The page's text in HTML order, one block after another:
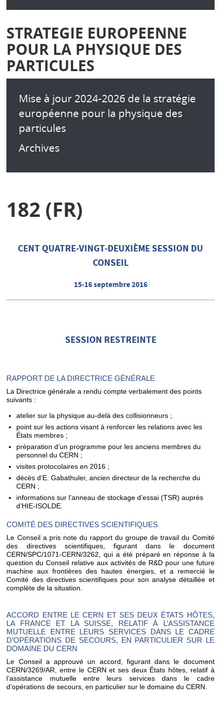
STRATEGIE EUROPEENNE
POUR LA PHYSIQUE DES
PARTICULES
Mise à jour 2024-2026 de la stratégie
européenne pour la physique des
particules
Archives
182 (FR)
CENT QUATRE-VINGT-DEUXIÈME SESSION DU
CONSEIL
15-16 septembre 2016
SESSION RESTREINTE
RAPPORT DE LA DIRECTRICE GÉNÉRALE
La Directrice générale a rendu compte verbalement des points
suivants :
atelier sur la physique au-delà des collisionneurs ;
point sur les actions visant à renforcer les relations avec les
États membres ;
préparation d’un programme pour les anciens membres du
personnel du CERN ;
visites protocolaires en 2016 ;
décès d’E. Gabathuler, ancien directeur de la recherche du
CERN ;
informations sur l’anneau de stockage d’essai (TSR) auprès
d’HIE-ISOLDE.
COMITÉ DES DIRECTIVES SCIENTIFIQUES
Le Conseil a pris note du rapport du groupe de travail du Comité
des directives scientifiques, figurant dans le document
CERN/SPC/1071-CERN/3262, qui a été préparé en réponse à la
question du Conseil relative aux activités de R&D pour une future
machine aux frontières des hautes énergies, et a remercié le
Comité des directives scientifiques pour son analyse détaillée et
complète de la situation.
ACCORD ENTRE LE CERN ET SES DEUX ÉTATS HÔTES,
LA FRANCE ET LA SUISSE, RELATIF À L’ASSISTANCE
MUTUELLE ENTRE LEURS SERVICES DANS LE CADRE
D’OPÉRATIONS DE SECOURS, EN PARTICULIER SUR LE
DOMAINE DU CERN
Le Conseil a approuvé un accord, figurant dans le document
CERN/3269/AR, entre le CERN et ses deux États hôtes, relatif à
l’assistance mutuelle entre leurs services dans le cadre
d’opérations de secours, en particulier sur le domaine du CERN.